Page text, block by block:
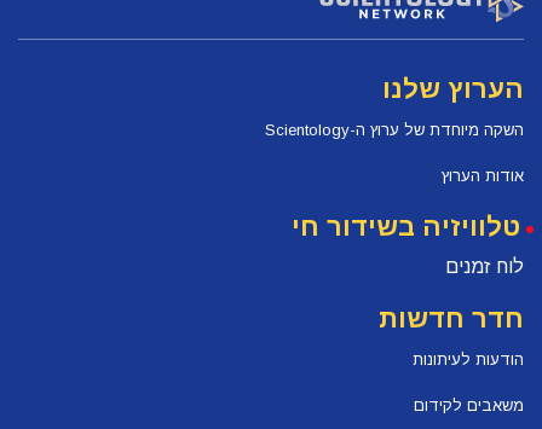
הערוץ שלנו
השקה מיוחדת של ערוץ ה-Scientology
אודות הערוץ
טלוויזיה בשידור חי
לוח זמנים
חדר חדשות
הודעות לעיתונות
משאבים לקידום